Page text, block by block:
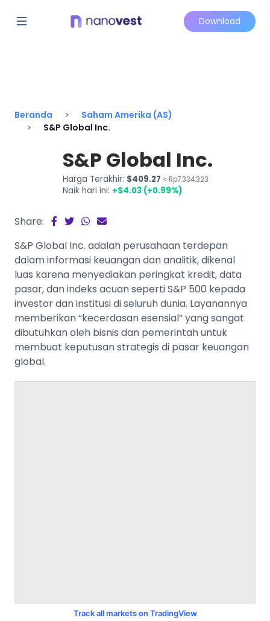
Download
Beranda
Saham Amerika (AS)
S&P Global Inc.
S&P Global Inc.
Harga Terakhir: $409.27 ≈ Rp7.334.323
Naik hari ini: +$4.03 (+0.99%)
Share:
S&P Global Inc. adalah perusahaan terdepan
dalam informasi keuangan dan analitik, dikenal
luas karena menyediakan peringkat kredit, data
pasar, dan indeks acuan seperti S&P 500 kepada
investor dan institusi di seluruh dunia. Layanannya
memberikan “kecerdasan esensial” yang sangat
dibutuhkan oleh bisnis dan pemerintah untuk
membuat keputusan strategis di pasar keuangan
global.
Track all markets on TradingView